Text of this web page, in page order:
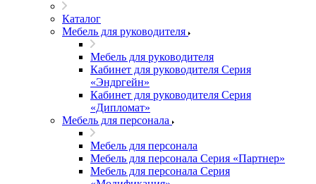
Каталог
Мебель для руководителя
Мебель для руководителя
Кабинет для руководителя Серия
«Эндргейн»
Кабинет для руководителя Серия
«Дипломат»
Мебель для персонала
Мебель для персонала
Мебель для персонала Серия «Партнер»
Мебель для персонала Серия